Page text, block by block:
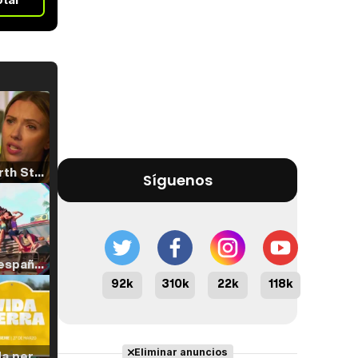
Tráiler 'North Star' (2023)
Tráiler en español de 'La isla olvidada'
Síguenos
92k 310k 22k 118k
Eliminar anuncios